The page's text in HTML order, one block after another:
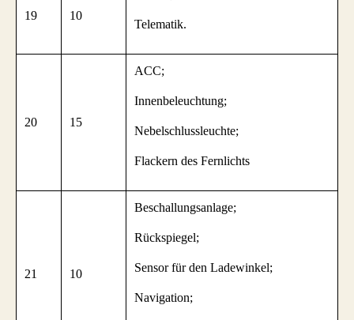
19 10
Telematik.
20 15
ACC;
Innenbeleuchtung;
Nebelschlussleuchte;
Flackern des Fernlichts
21 10
Beschallungsanlage;
Rückspiegel;
Sensor für den Ladewinkel;
Navigation;